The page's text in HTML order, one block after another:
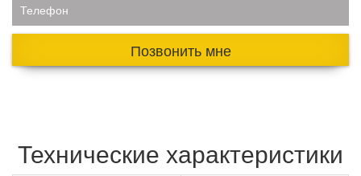
Телефон
Позвонить мне
Технические характеристики